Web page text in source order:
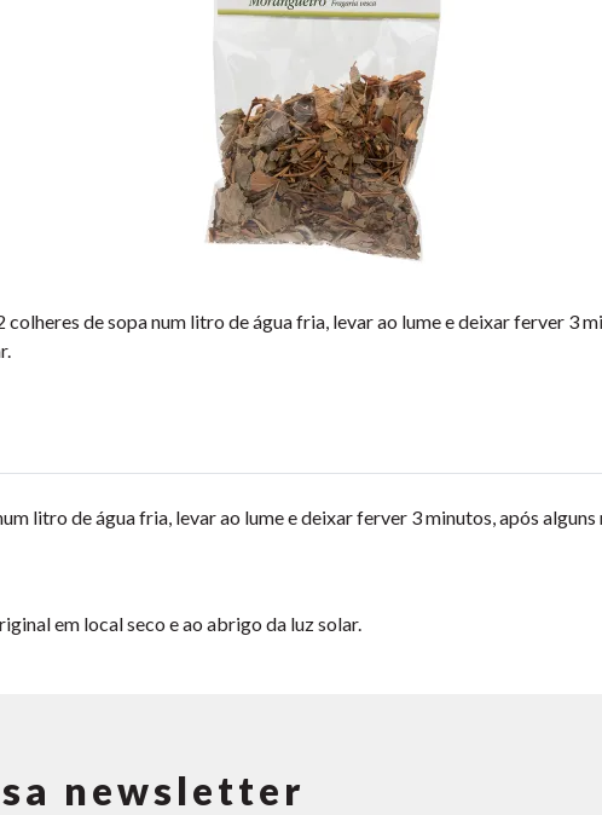
de sopa num litro de água fria, levar ao lume e deixar ferver 3
litro de água fria, levar ao lume e deixar ferver 3 minutos, após
em local seco e ao abrigo da luz solar.
newsletter